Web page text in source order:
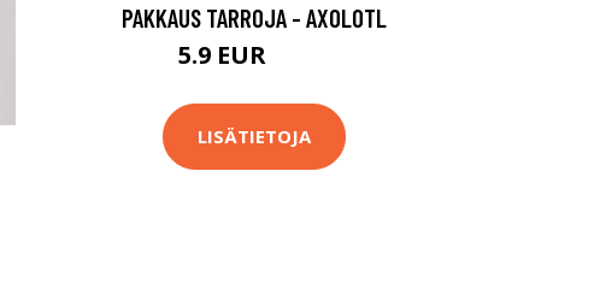
PAKKAUS TARROJA - AXOLOTL
5.9 EUR
LISÄTIETOJA